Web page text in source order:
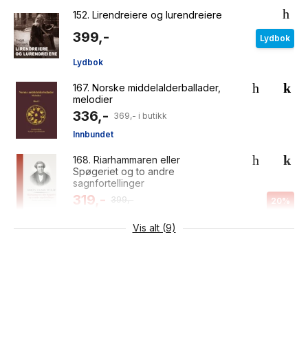
152. Lirendreiere og lurendreiere
399,- Lydbok
Lydbok
167. Norske middelalderballader,
melodier
336,- 369,- i butikk
Innbundet
168. Riarhammaren eller
Spøgeriet og to andre
sagnfortellinger
319,- 399,- 20%
Vis alt (9)